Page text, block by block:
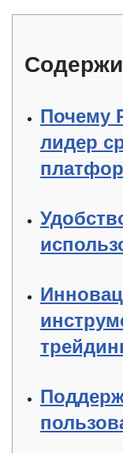
Почему
лидер